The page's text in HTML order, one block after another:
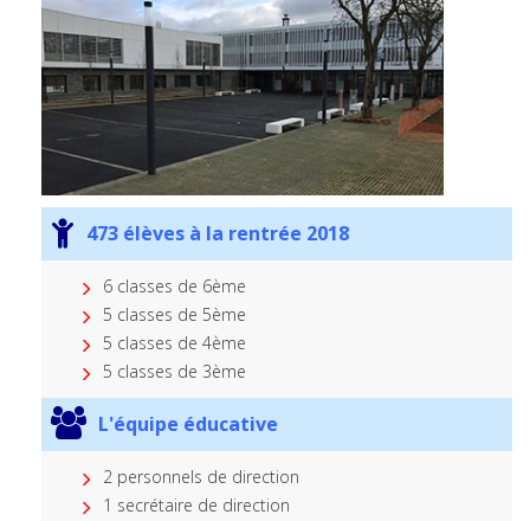
473 élèves à la rentrée 2018
6 classes de 6ème
5 classes de 5ème
5 classes de 4ème
5 classes de 3ème
L'équipe éducative
2 personnels de direction
1 secrétaire de direction